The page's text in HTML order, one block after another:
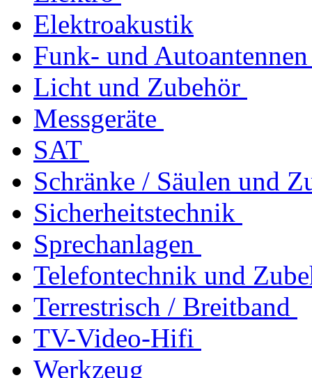
Elektroakustik
Funk- und Autoantennen
Licht und Zubehör
Messgeräte
SAT
Schränke / Säulen und
Sicherheitstechnik
Sprechanlagen
Telefontechnik und
Terrestrisch / Breitband
TV-Video-Hifi
Werkzeug